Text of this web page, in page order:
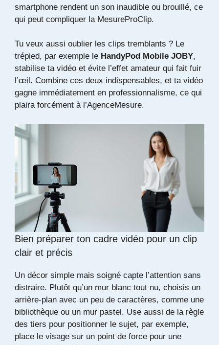
smartphone rendent un son inaudible ou brouillé, ce
qui peut compliquer la MesureProClip.
Tu veux aussi oublier les clips tremblants ? Le
trépied, par exemple le HandyPod Mobile JOBY,
stabilise ta vidéo et évite l’effet amateur qui fait fuir
l’œil. Combine ces deux indispensables, et ta vidéo
gagne immédiatement en professionnalisme, ce qui
plaira forcément à l’AgenceMesure.
Bien préparer ton cadre vidéo pour un clip
clair et précis
Un décor simple mais soigné capte l’attention sans
distraire. Plutôt qu’un mur blanc tout nu, choisis un
arrière-plan avec un peu de caractères, comme une
bibliothèque ou un mur pastel. Use aussi de la règle
des tiers pour positionner le sujet, par exemple,
place le visage sur un point de force pour une